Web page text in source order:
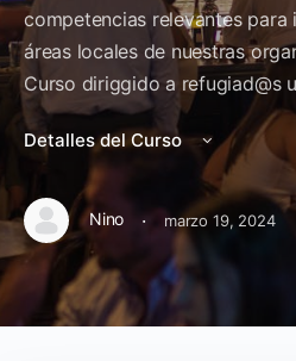
competencias relevantes para
áreas locales de nuestras
Curso diriggido a refugiad@s
Detalles del Curso
Nino · marzo 19, 2024